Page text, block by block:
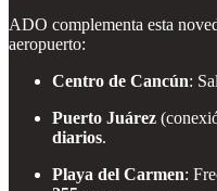
ADO complementa esta
aeropuerto:
Centro de Cancún:
Puerto Juárez
diarios.
Playa del Carmen: